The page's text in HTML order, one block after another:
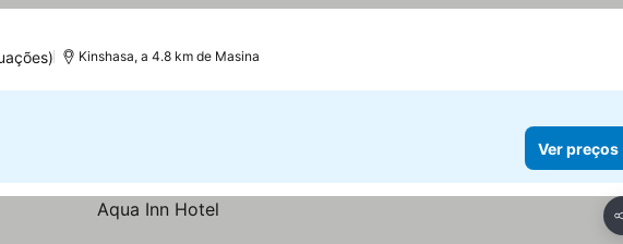
Kinshasa, a 4.8 km de Masina
Ver preços